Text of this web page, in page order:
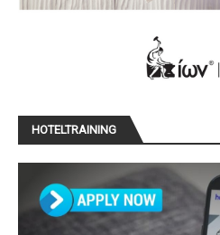
HOTELTRAINING